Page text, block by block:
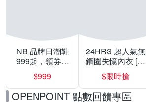
NB 品牌日潮鞋
999起，領券折
上折 最高回饋
40%
$999
24HRS 超人氣無
鋼圈失憶內衣 [熱
銷好評]
$限時搶
OPENPOINT 點數回饋專區